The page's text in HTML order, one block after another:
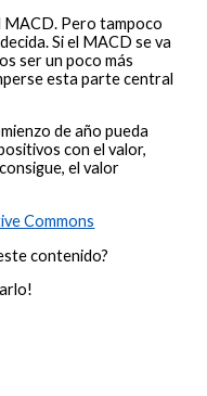
MACD. Pero tampoco
Si el MACD se va
ser un poco más
esta parte central
de año pueda
con el valor,
el valor
Commons
contenido?